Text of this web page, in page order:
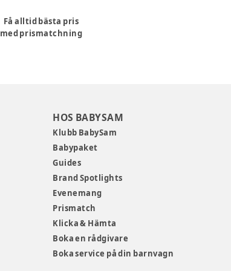
Få alltid bästa pris
med prismatchning
HOS BABYSAM
Klubb BabySam
Babypaket
Guides
Brand Spotlights
Evenemang
Prismatch
Klicka & Hämta
Boka en rådgivare
Boka service på din barnvagn